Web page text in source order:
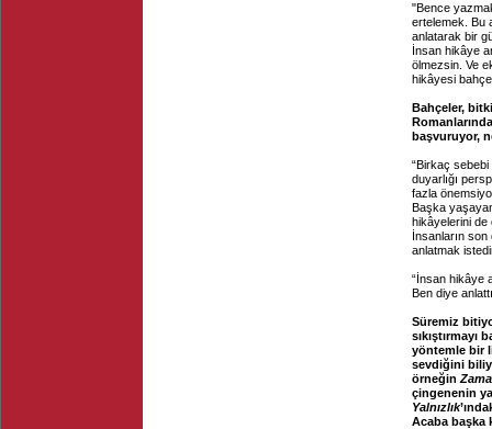
"Bence
ertelemek. Bu
anlatarak bir
İnsan hikâye
ölmezsin. Ve
hikâyesi
Bahçeler,
başvuruyor,
“Birkaç sebebi
duyarlığı
fazla
Başka
hikâyelerini de
İnsanların
anlatmak
“İnsan hikâye
Ben diye
Süremiz
yöntemle bir
sevdiğini
örneğin
çingenenin
Yalnızlık
Acaba başka